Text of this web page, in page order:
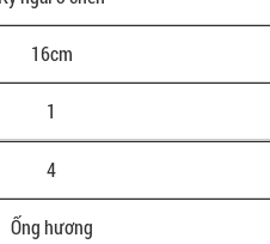
16cm
1
4
Ống hương